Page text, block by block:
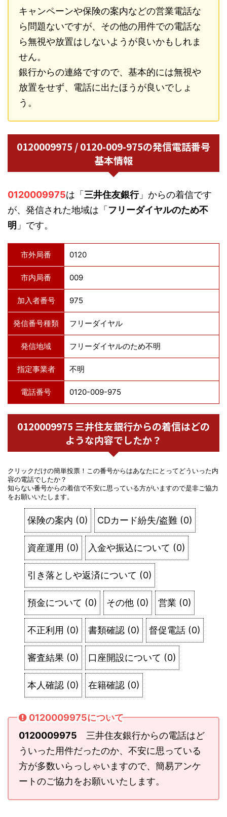
キャンペーンや保険の案内などの営業電話な
ら問題ないですが、その他の用件での電話な
ら無視や放置はしないようが良いかもしれま
せん。
銀行からの連絡ですので、基本的には無視や
放置をせず、電話に出たほうが良いでしょ
う。
0120009975 / 0120-009-975の発信電話番号
基本情報
0120009975は「 三井住友銀行」からの着信です
が、発信された地域は「 フリーダイヤルのため不
明 」です。
市外局番 0120
市内局番 009
加入者番号 975
発信番号種類 フリーダイヤル
発信地域 フリーダイヤルのため不明
指定事業者 不明
電話番号 0120-009-975
0120009975 三井住友銀行からの着信はどの
ような内容でしたか？
クリックだけの簡単投票！この番号からはあなたにとってどういった内
容の電話でしたか？
知らない番号からの着信で不安に思っている方がいますので是非ご協力
をお願いいたします。
保険の案内 (0) CDカード紛失/盗難 (0)
資産運用 (0) 入金や振込について (0)
引き落としや返済について (0)
預金について (0) その他 (0) 営業 (0)
不正利用 (0) 書類確認 (0) 督促電話 (0)
審査結果 (0) 口座開設について (0)
本人確認 (0) 在籍確認 (0)
0120009975について
0120009975 三井住友銀行からの電話はど
ういった用件だったのか、不安に思っている
方が多数いらっしゃいますので、簡易アンケ
ートのご協力をお願いいたします。